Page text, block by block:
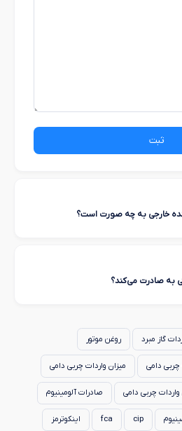
ثبت
خارجی به چه صورت است؟
به صادرت می‌کند؟
گاز مبرد روغن موتور
دامی میزان واردات چربی دامی
چربی دامی صادرات آلومینیوم
cip
fca اینکوترمز